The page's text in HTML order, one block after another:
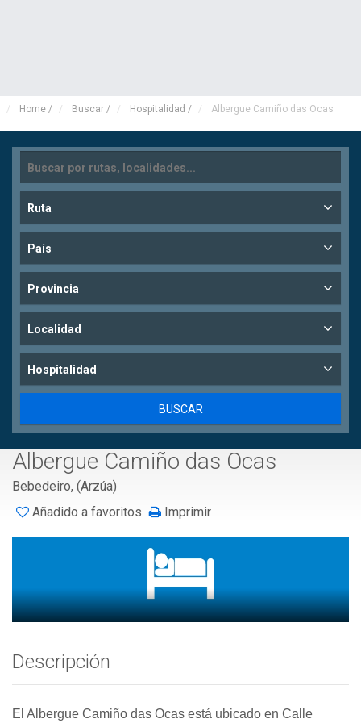
Home / Buscar / Hospitalidad / Albergue Camiño das Ocas
Ruta
País
Provincia
Localidad
Hospitalidad
Albergue Camiño das Ocas
Bebedeiro, (Arzúa)
Añadido a favoritos
Imprimir
Descripción
El Albergue Camiño das Ocas está ubicado en Calle